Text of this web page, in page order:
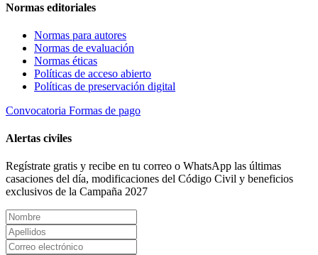
Normas editoriales
Normas para autores
Normas de evaluación
Normas éticas
Políticas de acceso abierto
Políticas de preservación digital
Convocatoria Formas de pago
Alertas civiles
Regístrate gratis y recibe en tu correo o WhatsApp las últimas
casaciones del día, modificaciones del Código Civil y beneficios
exclusivos de la Campaña 2027